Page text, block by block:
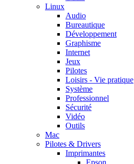
Linux
Audio
Bureautique
Développement
Graphisme
Internet
Jeux
Pilotes
Loisirs - Vie pratique
Système
Professionnel
Sécurité
Vidéo
Outils
Mac
Pilotes & Drivers
Imprimantes
Epson